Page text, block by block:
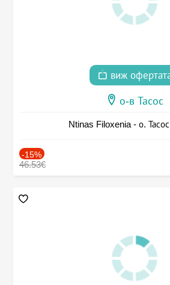
виж
о-в Тасос
Ntinas Filoxenia - о.
-15%
46.53€